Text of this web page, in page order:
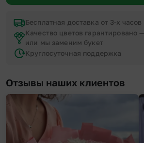
Бесплатная доставка от 3-х часов
Качество цветов гарантировано —
или мы заменим букет
Круглосуточная поддержка
Отзывы наших клиентов